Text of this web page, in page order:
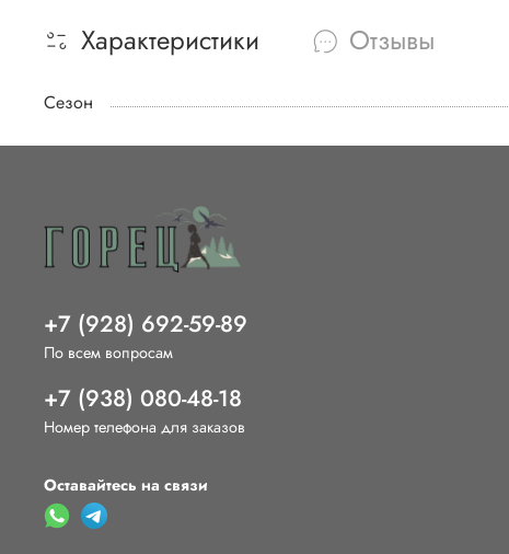
Характеристики Отзывы
Сезон
+7 (928) 692-59-89
По всем вопросам
+7 (938) 080-48-18
Номер телефона для заказов
Оставайтесь на связи